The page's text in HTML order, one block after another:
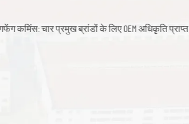
कमिंस: चार प्रमुख ब्रांडों के लिए OEM अधिकृति प्राप्त की